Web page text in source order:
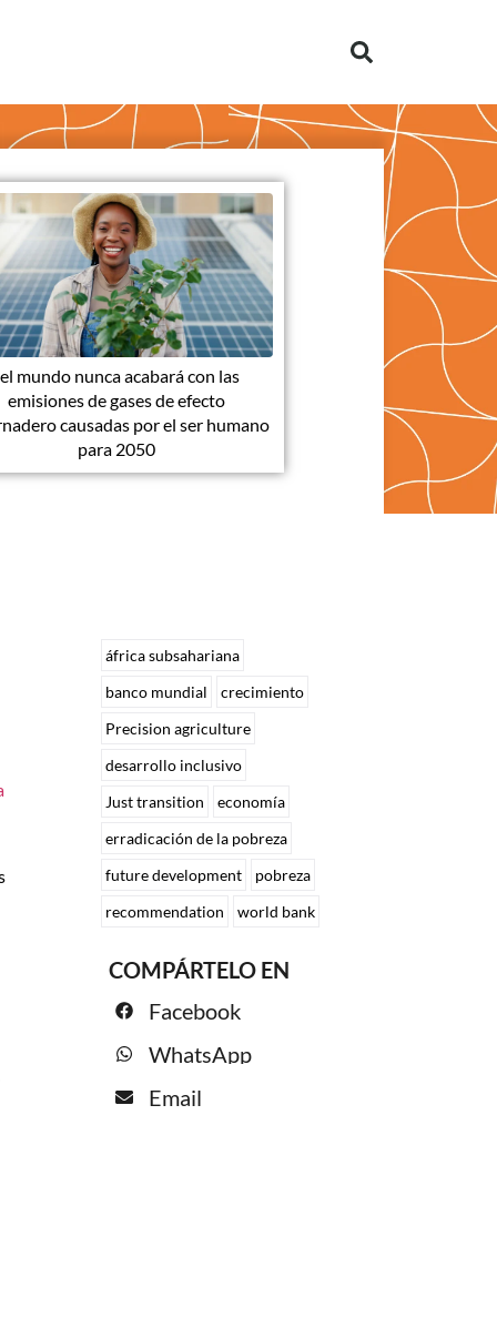
el mundo nunca acabará con las
emisiones de gases de efecto
causadas por el ser humano
para 2050
áfrica subsahariana
banco mundial
crecimiento
Precision agriculture
desarrollo inclusivo
Just transition
economía
erradicación de la pobreza
future development
pobreza
recommendation
world bank
COMPÁRTELO EN
Facebook
WhatsApp
Email